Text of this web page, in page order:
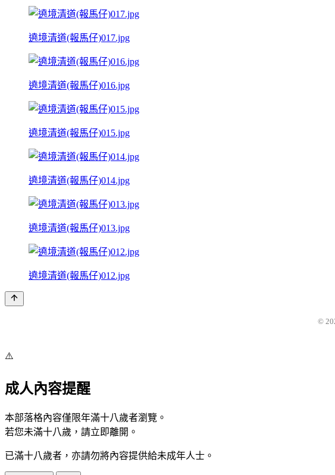
遶境清道(報馬仔)017.jpg
遶境清道(報馬仔)016.jpg
遶境清道(報馬仔)015.jpg
遶境清道(報馬仔)014.jpg
遶境清道(報馬仔)013.jpg
遶境清道(報馬仔)012.jpg
©
⚠️
成人內容提醒
本部落格內容僅限年滿十八歲者瀏覽。
若您未滿十八歲，請立即離開。
已滿十八歲者，亦請勿將內容提供給未成年人士。